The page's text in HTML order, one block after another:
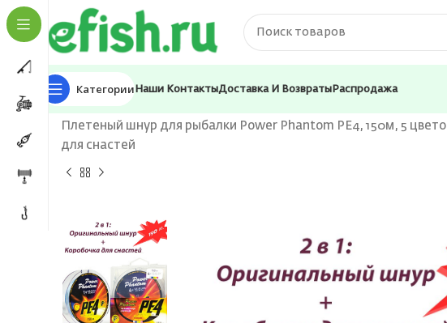
Категории Наши КонтактыДоставка И Возвраты Распродажа
Главная Лески и шнуры
Плетеный шнур для рыбалки Power Phantom PE4, 150м, 5
для снастей